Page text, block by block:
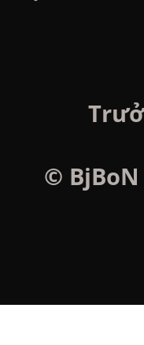
©